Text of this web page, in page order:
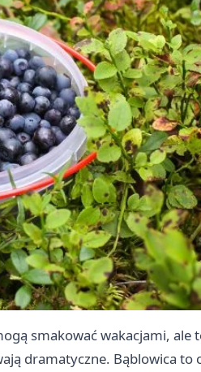
smakować wakacjami, ale
dramatyczne. Bąblowica to